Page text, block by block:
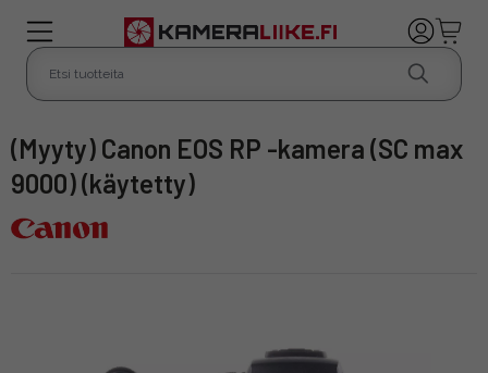
(Myyty) Canon EOS RP -kamera (SC max
9000) (käytetty)